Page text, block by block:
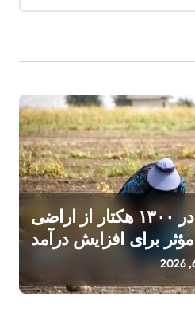
کشت چغندرقند در ۱۳۰۰ هکتار از اراضی
برای افزایش درآمد